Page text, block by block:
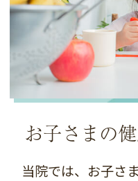
お子さまの
当院では、お子さ